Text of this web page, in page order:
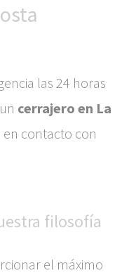
las 24 horas
cerrajero en La
contacto con
filosofía
el máximo